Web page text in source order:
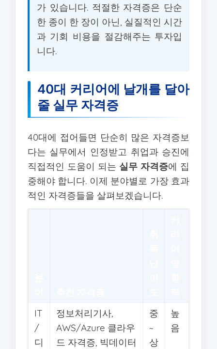
가 있습니다. 적절한 자격증은 단순
한 종이 한 장이 아닌, 실질적인 시간
과 기회 비용을 절감해주는 투자입
니다.
40대 커리어에 날개를 달아
줄 실무 자격증
40대에 접어들면 단순히 많은 자격증보
다는 실무에서 인정받고 취업과 승진에
직접적인 도움이 되는 실무 자격증에 집
중해야 합니다. 이제 분야별로 가장 효과
적인 자격증들을 살펴보겠습니다.
IT
/
디
정보처리기사,
AWS/Azure 클라우
드 자격증, 빅데이터
중
~
상
높
음